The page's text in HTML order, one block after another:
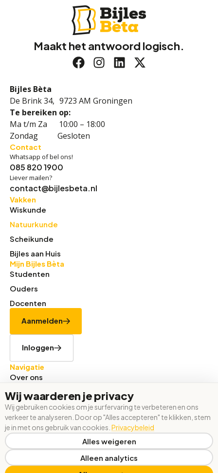
Maakt het antwoord logisch.
Bijles Bèta
De Brink 34, 9723 AM Groningen
Te bereiken op:
Ma t/m Za 10:00 – 18:00
Zondag Gesloten
Contact
Whatsapp of bel ons!
085 820 1900
Liever mailen?
contact@bijlesbeta.nl
Vakken
Wiskunde
Natuurkunde
Scheikunde
Bijles aan Huis
Mijn Bijles Bèta
Studenten
Ouders
Docenten
Aanmelden
Inloggen
Navigatie
Over ons
Tarieven
Werken bij
Contact
Algemene voorwaarden
Privacy statement
Wij waarderen je privacy
Wij gebruiken cookies om je surfervaring te verbeteren en ons
verkeer te analyseren. Door op "Alles accepteren" te klikken, stem
je in met ons gebruik van cookies. Privacybeleid
Alles weigeren
Alleen analytics